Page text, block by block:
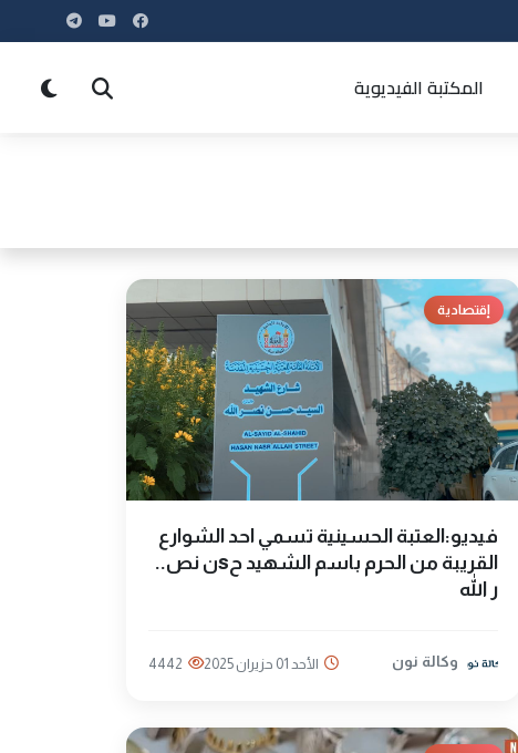
المكتبة الفيديوية
إقتصادية
فيديو:العتبة الحسينية تسمي احد الشوارع
القريبة من الحرم باسم الشهيد حsن نص..
ر الله
وكالة نون الأحد 01 حزيران 2025 4442